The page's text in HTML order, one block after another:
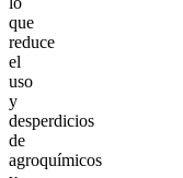
que
reduce
el
uso
y
desperdicios
de
agroquímicos